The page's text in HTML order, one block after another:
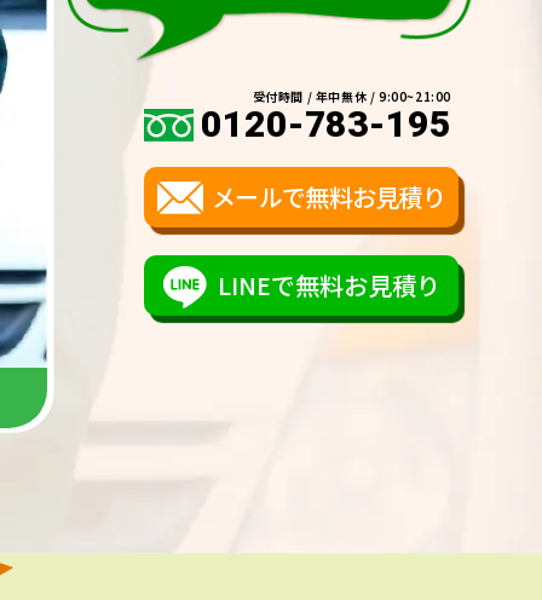
受付時間 / 年中無休 / 9:00~21:00
0120-783-195
メールで無料お見積り
LINEで無料お見積り